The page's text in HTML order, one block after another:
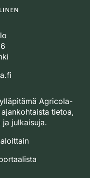
Agricola-
tietoa,
julkaisuja.